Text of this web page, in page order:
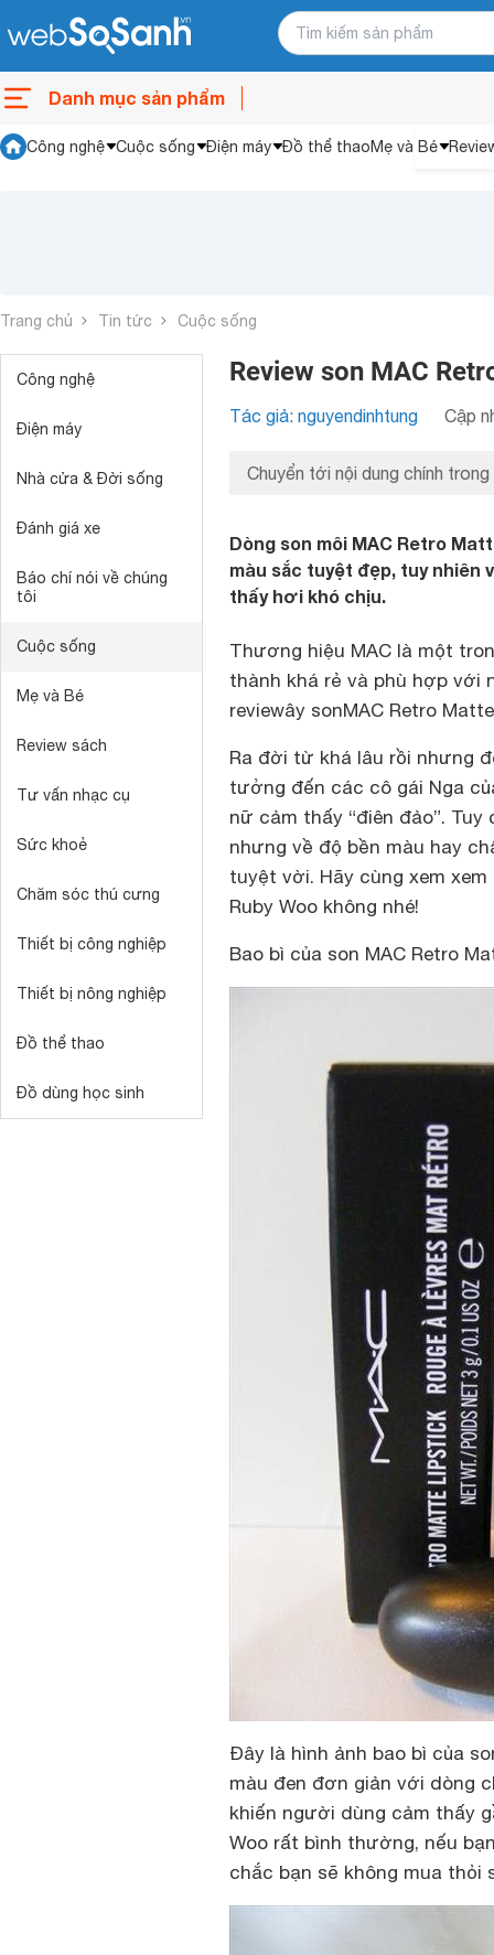
Danh mục sản phẩm
Công nghệ Cuộc sống Điện máy Đồ thể thaoMẹ và Bé
Trang chủ Tin tức Cuộc sống
Công nghệ
Điện máy
Nhà cửa & Đời sống
Đánh giá xe
Báo chí nói về chúng
tôi
Cuộc sống
Mẹ và Bé
Review sách
Tư vấn nhạc cụ
Sức khoẻ
Chăm sóc thú cưng
Thiết bị công nghiệp
Thiết bị nông nghiệp
Đồ thể thao
Đồ dùng học sinh
Review son MAC
Tác giả: nguyendinhtung Cập
Chuyển tới nội dung chính trong
Dòng son môi MAC Retro
màu sắc tuyệt đẹp, tuy nhiên
thấy hơi khó chịu.
Thương hiệu MAC là một
thành khá rẻ và phù hợp với
reviewây sonMAC Retro
Ra đời từ khá lâu rồi nhưng
tưởng đến các cô gái Nga
nữ cảm thấy “điên đảo”.
nhưng về độ bền màu hay
tuyệt vời. Hãy cùng xem
Ruby Woo không nhé!
Bao bì của son MAC Retro
Đây là hình ảnh bao bì của
màu đen đơn giản với dòng
khiến người dùng cảm thấy
Woo rất bình thường, nếu
chắc bạn sẽ không mua thỏi